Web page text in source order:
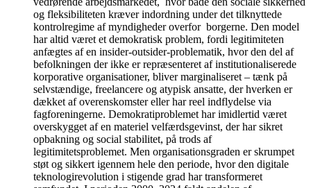
og fleksibiliteten kræver indordning under det tilknyttede
kontrolregime af myndigheder overfor borgerne. Den model
har altid været et demokratisk problem, fordi legitimiteten
anfægtes af en insider-outsider-problematik, hvor den del af
befolkningen der ikke er repræsenteret af institutionaliserede
korporative organisationer, bliver marginaliseret – tænk på
selvstændige, freelancere og atypisk ansatte, der hverken er
dækket af overenskomster eller har reel indflydelse via
fagforeningerne. Demokratiproblemet har imidlertid været
overskygget af en materiel velfærdsgevinst, der har sikret
opbakning og social stabilitet, på trods af
legitimitetsproblemet. Men organisationsgraden er skrumpet
støt og sikkert igennem hele den periode, hvor den digitale
teknologirevolution i stigende grad har transformeret